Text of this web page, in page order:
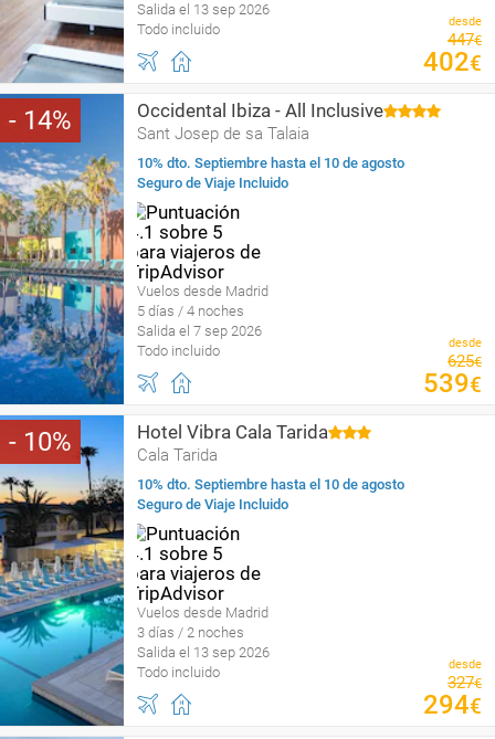
Salida el 13 sep 2026
Todo incluido
desde
447€
402€
14 Occidental Ibiza - All Inclusive
Sant Josep de sa Talaia
10% dto. Septiembre hasta el 10 de agosto
Seguro de Viaje Incluido
Vuelos desde Madrid
5 días / 4 noches
Salida el 7 sep 2026
Todo incluido
desde
625€
539€
10 Hotel Vibra Cala Tarida
Cala Tarida
10% dto. Septiembre hasta el 10 de agosto
Seguro de Viaje Incluido
Vuelos desde Madrid
3 días / 2 noches
Salida el 13 sep 2026
Todo incluido
desde
327€
294€